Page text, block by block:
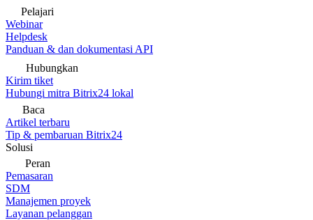
Pelajari
Webinar
Helpdesk
Panduan & dan dokumentasi API
Hubungkan
Kirim tiket
Hubungi mitra Bitrix24 lokal
Baca
Artikel terbaru
Tip & pembaruan Bitrix24
Solusi
Peran
Pemasaran
SDM
Manajemen proyek
Layanan pelanggan